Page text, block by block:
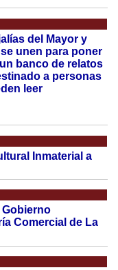
del Mayor y
unen para poner
banco de relatos
a personas
leer
Inmaterial a
Gobierno
Comercial de La